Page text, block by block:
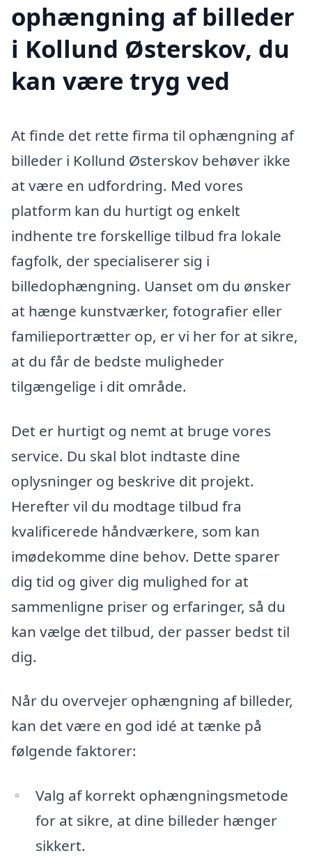
ophængning af billeder
i Kollund Østerskov, du
kan være tryg ved
At finde det rette firma til ophængning af
billeder i Kollund Østerskov behøver ikke
at være en udfordring. Med vores
platform kan du hurtigt og enkelt
indhente tre forskellige tilbud fra lokale
fagfolk, der specialiserer sig i
billedophængning. Uanset om du ønsker
at hænge kunstværker, fotografier eller
familieportrætter op, er vi her for at sikre,
at du får de bedste muligheder
tilgængelige i dit område.
Det er hurtigt og nemt at bruge vores
service. Du skal blot indtaste dine
oplysninger og beskrive dit projekt.
Herefter vil du modtage tilbud fra
kvalificerede håndværkere, som kan
imødekomme dine behov. Dette sparer
dig tid og giver dig mulighed for at
sammenligne priser og erfaringer, så du
kan vælge det tilbud, der passer bedst til
dig.
Når du overvejer ophængning af billeder,
kan det være en god idé at tænke på
følgende faktorer:
Valg af korrekt ophængningsmetode
for at sikre, at dine billeder hænger
sikkert.